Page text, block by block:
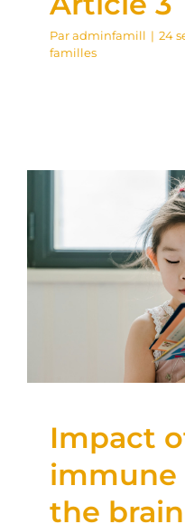
Paradminfamill | 24
familles
Impact
system
Impact
immune
the